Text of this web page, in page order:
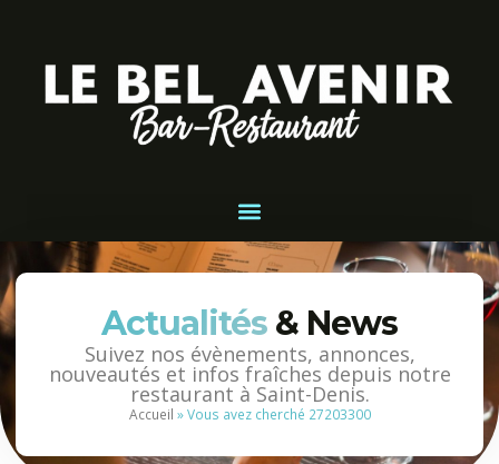
Actualités & News
Suivez nos évènements, annonces,
nouveautés et infos fraîches depuis notre
restaurant à Saint-Denis.
Accueil »Vous avez cherché 27203300